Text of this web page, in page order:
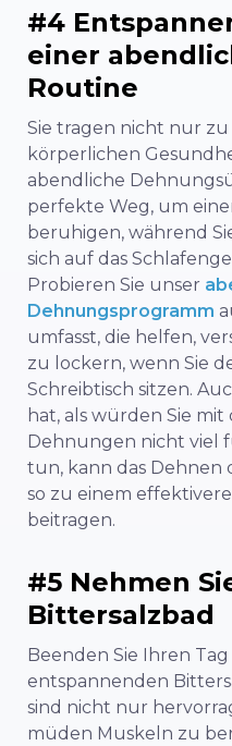
#4
einer
Routine
Sie tragen nicht nur
körperlichen
abendliche
perfekte Weg, um
beruhigen, während
sich auf das
Probieren Sie unser
Dehnungsprogramm
umfasst, die helfen,
zu lockern, wenn Sie
Schreibtisch sitzen.
hat, als würden Sie mit
Dehnungen nicht viel
tun, kann das Dehnen
so zu einem
beitragen.
#5 Nehmen
Bittersalzbad
Beenden Sie Ihren
entspannenden
sind nicht nur
müden Muskeln zu